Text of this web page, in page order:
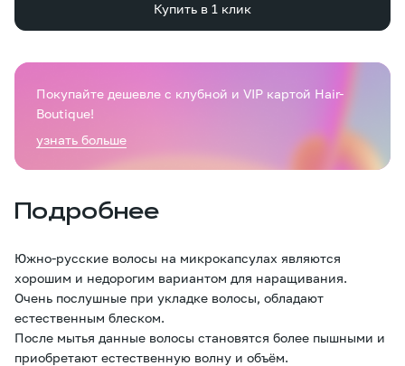
Купить в 1 клик
Подробнее
Южно-русские волосы на микрокапсулах являются
хорошим и недорогим вариантом для наращивания.
Очень послушные при укладке волосы, обладают
естественным блеском.
После мытья данные волосы становятся более пышными и
приобретают естественную волну и объём.
Покупайте дешевле с клубной и VIP картой Hair-
Boutique!
узнать больше